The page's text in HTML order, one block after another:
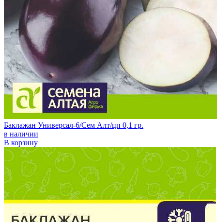
Баклажан Универсал-6/Сем Алт/цп 0,1 гр.
в наличии
В корзину